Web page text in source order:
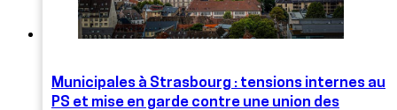
Municipales à Strasbourg : tensions internes au
PS et mise en garde contre une union des